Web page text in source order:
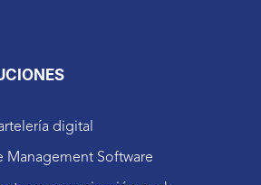
digital
Management Software